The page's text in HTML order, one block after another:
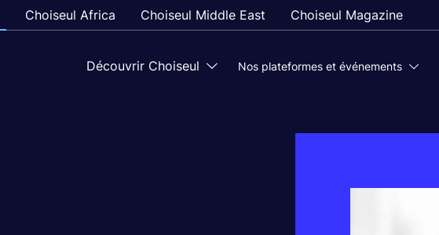
Choiseul Africa Choiseul Middle East Choiseul Magazine
Découvrir Choiseul Nos plateformes et événements